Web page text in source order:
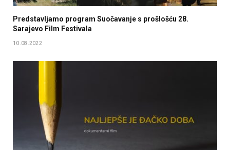
Predstavljamo program Suočavanje s prošlošću 28.
Sarajevo Film Festivala
10.08.2022